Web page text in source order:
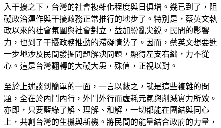
入干擾之下，台灣的社會複雜化程度與日俱增。幾已到了，阻
礙政治運作與干擾政務正常推行的地步了。特別是，蔡英文執
政以來的社會氛圍與社會對立，益加紛亂尖銳。民間的影響
力，也到了干擾政務推動的滯礙情勢了。因而，蔡英文想要進
一步地涉及民間發掘問題解決問題，顯得左支右絀，力不從
心。這是台灣翻轉的大礙大患，殊值，正視以對。
至於上述談到簡單的一面，一言以蔽之，就是這些複雜的問
題，全在於內鬥內行，外鬥外行而虛耗元氣與削減實力所致。
亦即，只要藍綠了解、理解、和解，一切都能在團結與同心
上，共創台灣的生機與新機。將民間的能量結合政府的力量，